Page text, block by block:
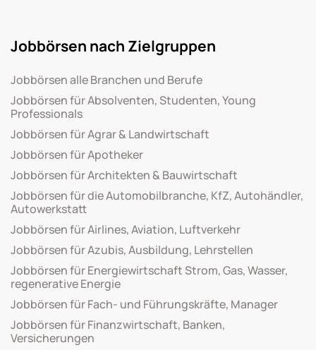
Jobbörsen nach Zielgruppen
Jobbörsen alle Branchen und Berufe
Jobbörsen für Absolventen, Studenten, Young
Professionals
Jobbörsen für Agrar & Landwirtschaft
Jobbörsen für Apotheker
Jobbörsen für Architekten & Bauwirtschaft
Jobbörsen für die Automobilbranche, KfZ, Autohändler,
Autowerkstatt
Jobbörsen für Airlines, Aviation, Luftverkehr
Jobbörsen für Azubis, Ausbildung, Lehrstellen
Jobbörsen für Energiewirtschaft Strom, Gas, Wasser,
regenerative Energie
Jobbörsen für Fach- und Führungskräfte, Manager
Jobbörsen für Finanzwirtschaft, Banken,
Versicherungen